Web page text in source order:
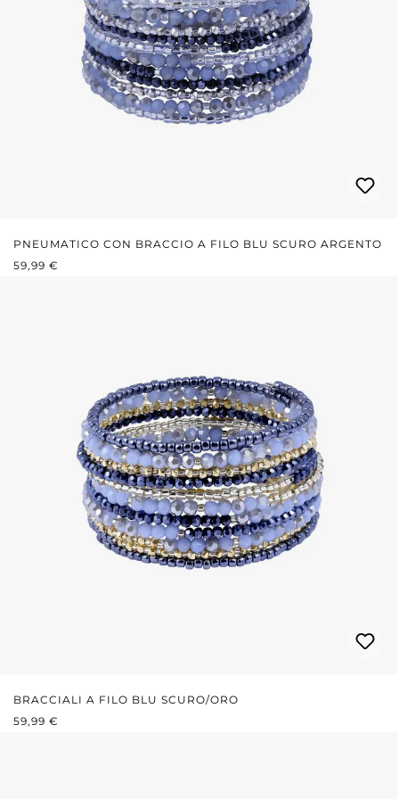
PNEUMATICO CON BRACCIO A FILO BLU SCURO ARGENTO
PREZZO NORMALE:
59,99 €
BRACCIALI A FILO BLU SCURO/ORO
PREZZO NORMALE:
59,99 €